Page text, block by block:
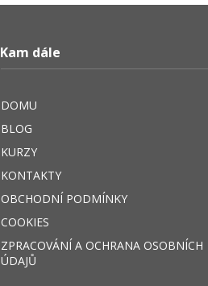
Kam dále
DOMU
BLOG
KURZY
KONTAKTY
OBCHODNÍ PODMÍNKY
COOKIES
ZPRACOVÁNÍ A OCHRANA OSOBNÍCH
ÚDAJŮ